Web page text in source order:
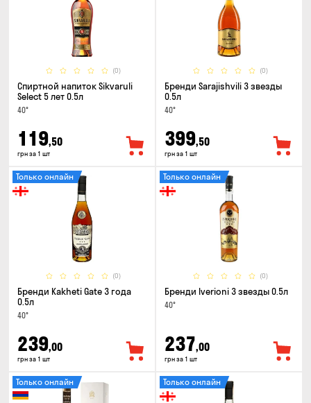
(0)
Спиртной напиток Sikvaruli
Select 5 лет 0.5л
40°
119,50
грн за 1 шт
(0)
Бренди Sarajishvili 3 звезды
0.5л
40°
399,50
грн за 1 шт
(0)
Только онлайн
Бренди Kakheti Gate 3 года
0.5л
40°
239,00
грн за 1 шт
(0)
Только онлайн
Бренди Iverioni 3 звезды 0.5л
40°
237,00
грн за 1 шт
Только онлайн Только онлайн